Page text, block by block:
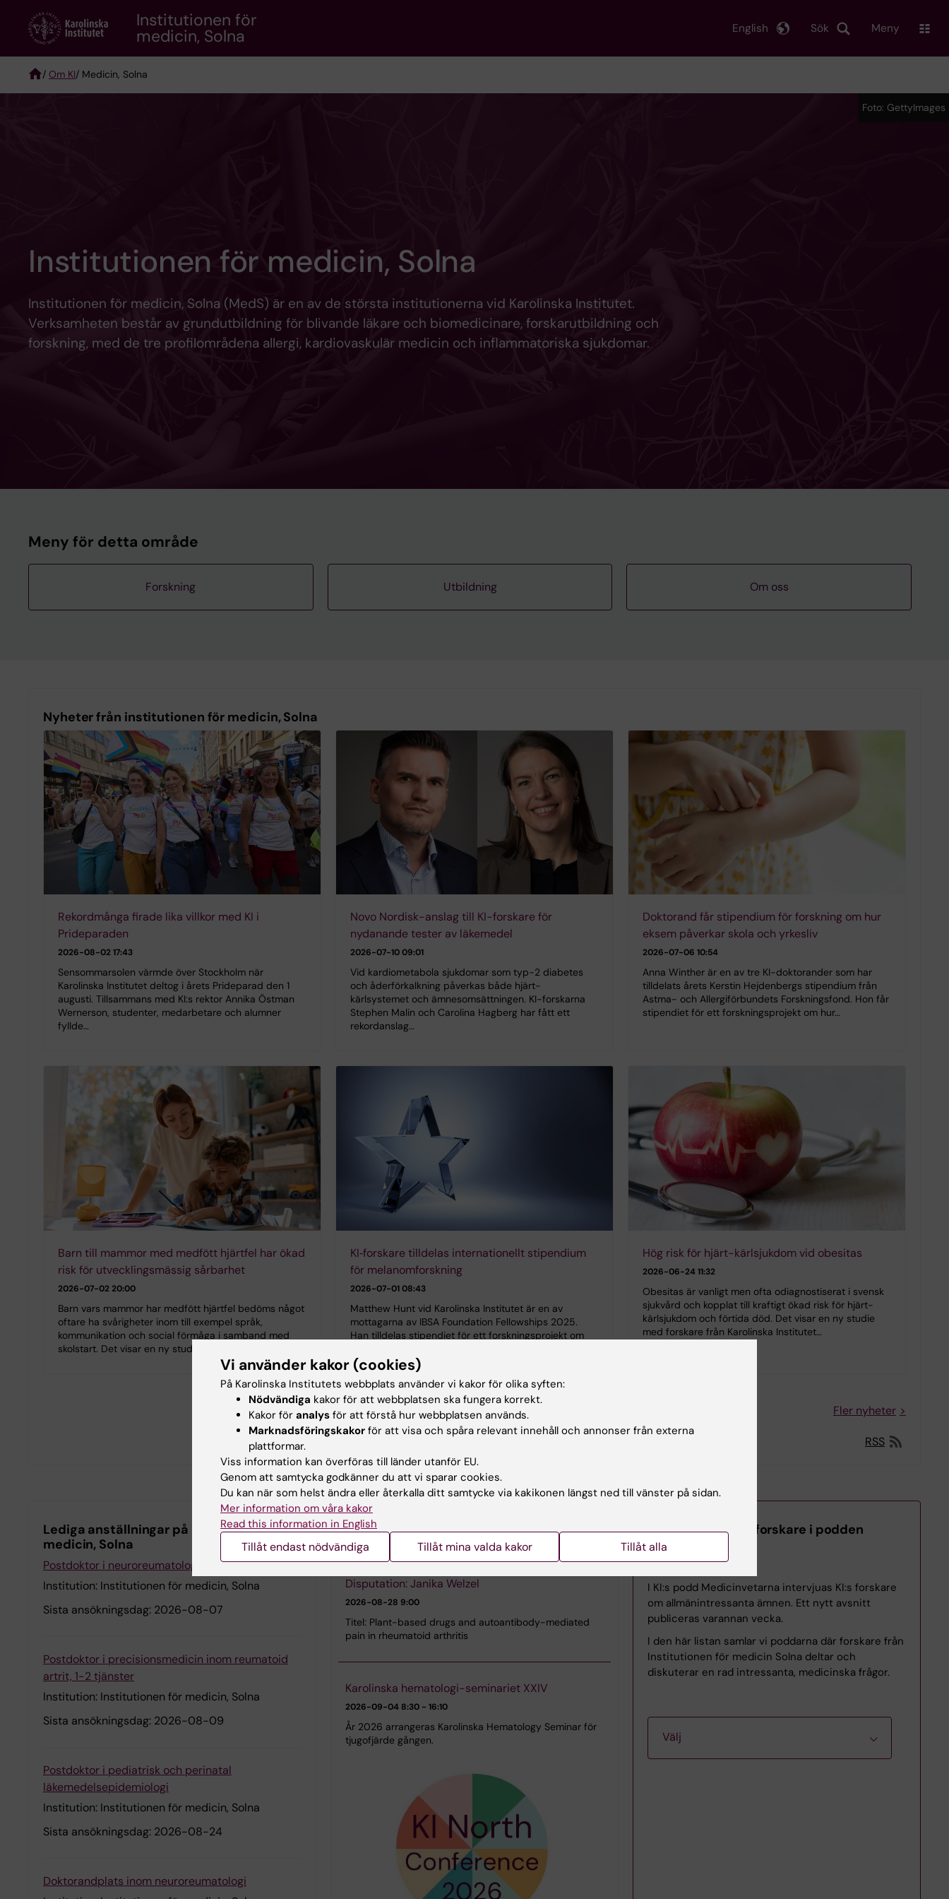
content
Institutionen för
medicin, Solna Sök
English Meny
Breadcrumb
/ Om KI/ Medicin, Solna
Institutionen för medicin, Solna
Institutionen för medicin, Solna (MedS) är en av de största institutionerna vid Karolinska Institutet.
Verksamheten består av grundutbildning för blivande läkare och biomedicinare, forskarutbildning och
forskning, med de tre profilområdena allergi, kardiovaskulär medicin och inflammatoriska sjukdomar.
Foto: GettyImages
Meny för detta område
Forskning Utbildning Om oss
Nyheter från institutionen för medicin, Solna
Rekordmånga firade lika villkor med KI i
Prideparaden
2026-08-02 17:43
Sensommarsolen värmde över Stockholm när
Karolinska Institutet deltog i årets Prideparad den 1
augusti. Tillsammans med KI:s rektor Annika Östman
Wernerson, studenter, medarbetare och alumner
fyllde…
Novo Nordisk-anslag till KI-forskare för
nydanande tester av läkemedel
2026-07-10 09:01
Vid kardiometabola sjukdomar som typ-2 diabetes
och åderförkalkning påverkas både hjärt-
kärlsystemet och ämnesomsättningen. KI-forskarna
Stephen Malin och Carolina Hagberg har fått ett
rekordanslag…
Doktorand får stipendium för forskning om hur
eksem påverkar skola och yrkesliv
2026-07-06 10:54
Anna Winther är en av tre KI-doktorander som har
tilldelats årets Kerstin Hejdenbergs stipendium från
Astma- och Allergiförbundets Forskningsfond. Hon får
stipendiet för ett forskningsprojekt om hur…
Barn till mammor med medfött hjärtfel har ökad
risk för utvecklingsmässig sårbarhet
2026-07-02 20:00
Barn vars mammor har medfött hjärtfel bedöms något
oftare ha svårigheter inom till exempel språk,
kommunikation och social förmåga i samband med
skolstart. Det visar en ny studie från Karolinska…
KI‑forskare tilldelas internationellt stipendium
för melanomforskning
2026-07-01 08:43
Matthew Hunt vid Karolinska Institutet är en av
mottagarna av IBSA Foundation Fellowships 2025.
Han tilldelas stipendiet för ett forskningsprojekt om
Hög risk för hjärt-kärlsjukdom vid obesitas
2026-06-24 11:32
Obesitas är vanligt men ofta odiagnostiserat i svensk
sjukvård och kopplat till kraftigt ökad risk för hjärt-
kärlsjukdom och förtida död. Det visar en ny studie
med forskare från Karolinska Institutet…
Fler nyheter
RSS
Lediga anställningar på institutionen för
medicin, Solna
Postdoktor i neuroreumatologi
Institution: Institutionen för medicin, Solna
Sista ansökningsdag: 2026-08-07
Postdoktor i precisionsmedicin inom reumatoid
artrit, 1-2 tjänster
Institution: Institutionen för medicin, Solna
Sista ansökningsdag: 2026-08-09
Postdoktor i pediatrisk och perinatal
läkemedelsepidemiologi
Institution: Institutionen för medicin, Solna
Sista ansökningsdag: 2026-08-24
Doktorandplats inom neuroreumatologi
Kalendarium institutionen för medicin,
Solna
Disputation: Janika Welzel
2026-08-28 9:00
Titel: Plant-based drugs and autoantibody-mediated
pain in rheumatoid arthritis
Karolinska hematologi-seminariet XXIV
2026-09-04 8:30 - 16:10
År 2026 arrangeras Karolinska Hematology Seminar för
tjugofjärde gången.
Lyssna på MedS-forskare i podden
Medicinvetarna
I KI:s podd Medicinvetarna intervjuas KI:s forskare
om allmänintressanta ämnen. Ett nytt avsnitt
publiceras varannan vecka.
I den här listan samlar vi poddarna där forskare från
Institutionen för medicin Solna deltar och
diskuterar en rad intressanta, medicinska frågor.
Välj
Vi använder kakor (cookies)
På Karolinska Institutets webbplats använder vi kakor för olika syften:
Nödvändiga kakor för att webbplatsen ska fungera korrekt.
Kakor för analys för att förstå hur webbplatsen används.
Marknadsföringskakor för att visa och spåra relevant innehåll och annonser från externa
plattformar.
Viss information kan överföras till länder utanför EU.
Genom att samtycka godkänner du att vi sparar cookies.
Du kan när som helst ändra eller återkalla ditt samtycke via kakikonen längst ned till vänster på sidan.
Mer information om våra kakor
Read this information in English
Tillåt endast nödvändiga Tillåt mina valda kakor Tillåt alla